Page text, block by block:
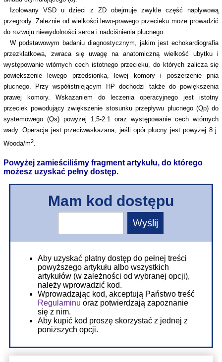
Izolowany VSD u dzieci z ZD obejmuje zwykle część napływową
przegrody. Zależnie od wielkości lewo-prawego przecieku może prowadzić
do rozwoju niewydolności serca i nadciśnienia płucnego.
W podstawowym badaniu diagnostycznym, jakim jest echokardiografia
przezklatkowa, zwraca się uwagę na anatomiczną wielkość ubytku i
występowanie wtórnych cech istotnego przecieku, do których zalicza się
powiększenie lewego przedsionka, lewej komory i poszerzenie pnia
płucnego. Przy współistniejącym HP dochodzi także do powiększenia
prawej komory. Wskazaniem do leczenia operacyjnego jest istotny
przeciek powodujący zwiększenie stosunku przepływu płucnego (Qp) do
systemowego (Qs) powyżej 1,5-2:1 oraz występowanie cech wtórnych
wady. Operacja jest przeciwwskazana, jeśli opór płucny jest powyżej 8 j.
Wooda/m2.
Powyżej zamieściliśmy fragment artykułu, do którego
możesz uzyskać pełny dostęp.
Mam kod dostępu
Aby uzyskać płatny dostęp do pełnej treści
powyższego artykułu albo wszystkich
artykułów (w zależności od wybranej opcji),
należy wprowadzić kod.
Wprowadzając kod, akceptują Państwo treść
Regulaminu oraz potwierdzają zapoznanie
się z nim.
Aby kupić kod proszę skorzystać z jednej z
poniższych opcji.